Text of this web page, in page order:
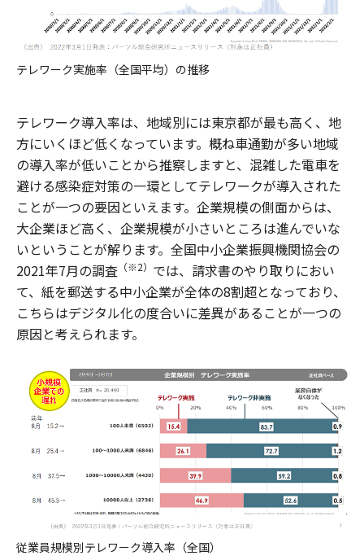
テレワーク実施率（全国平均）の推移
テレワーク導入率は、地域別には東京都が最も高く、地
方にいくほど低くなっています。概ね車通勤が多い地域
の導入率が低いことから推察しますと、混雑した電車を
避ける感染症対策の一環としてテレワークが導入された
ことが一つの要因といえます。企業規模の側面からは、
大企業ほど高く、企業規模が小さいところは進んでいな
いということが解ります。全国中小企業振興機関協会の
2021年7月の調査 （※2） では、請求書のやり取りにおい
て、紙を郵送する中小企業が全体の8割超となっており、
こちらはデジタル化の度合いに差異があることが一つの
原因と考えられます。
従業員規模別テレワーク導入率（全国）